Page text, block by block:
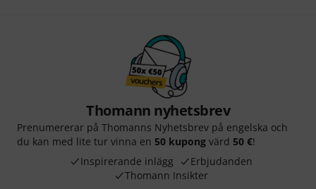
Thomann nyhetsbrev
Prenumererar på Thomanns Nyhetsbrev på engelska och
du kan med lite tur vinna en 50 kupong värd 50 €!
Inspirerande inlägg
Erbjudanden
Thomann Insikter